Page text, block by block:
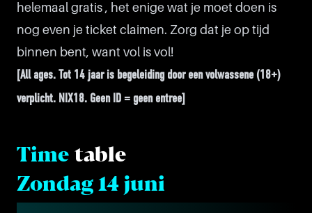
helemaal gratis , het enige wat je moet doen is
nog even je ticket claimen. Zorg dat je op tijd
binnen bent, want vol is vol!
[All ages. Tot 14 jaar is begeleiding door een volwassene (18+)
verplicht. NIX18. Geen ID = geen entree]
Time table
Zondag 14 juni